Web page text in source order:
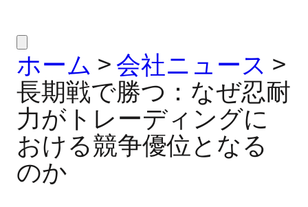
ホーム >会社ニュース >
長期戦で勝つ：なぜ忍耐
力がトレーディングに
おける競争優位となる
のか